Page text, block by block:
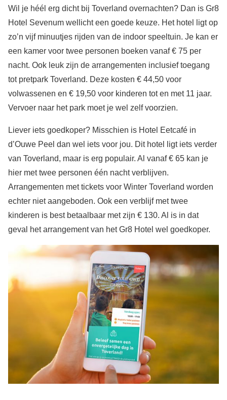
Wil je héél erg dicht bij Toverland overnachten? Dan is Gr8
Hotel Sevenum wellicht een goede keuze. Het hotel ligt op
zo’n vijf minuutjes rijden van de indoor speeltuin. Je kan er
een kamer voor twee personen boeken vanaf € 75 per
nacht. Ook leuk zijn de arrangementen inclusief toegang
tot pretpark Toverland. Deze kosten € 44,50 voor
volwassenen en € 19,50 voor kinderen tot en met 11 jaar.
Vervoer naar het park moet je wel zelf voorzien.
Liever iets goedkoper? Misschien is Hotel Eetcafé in
d’Ouwe Peel dan wel iets voor jou. Dit hotel ligt iets verder
van Toverland, maar is erg populair. Al vanaf € 65 kan je
hier met twee personen één nacht verblijven.
Arrangementen met tickets voor Winter Toverland worden
echter niet aangeboden. Ook een verblijf met twee
kinderen is best betaalbaar met zijn € 130. Al is in dat
geval het arrangement van het Gr8 Hotel wel goedkoper.